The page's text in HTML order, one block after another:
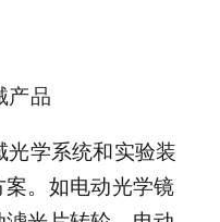
产品
学系统和实验装
。如电动光学镜